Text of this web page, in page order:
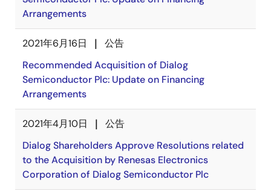
Arrangements
2021年6月16日
公告
Recommended Acquisition of Dialog
Semiconductor Plc: Update on Financing
Arrangements
2021年4月10日
公告
Dialog Shareholders Approve Resolutions related
to the Acquisition by Renesas Electronics
Corporation of Dialog Semiconductor Plc